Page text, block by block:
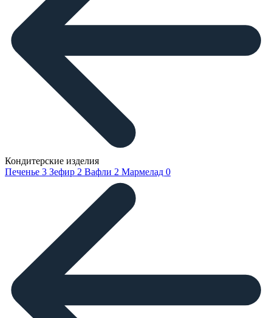
Кондитерские изделия
Печенье 3 Зефир 2 Вафли 2 Мармелад 0